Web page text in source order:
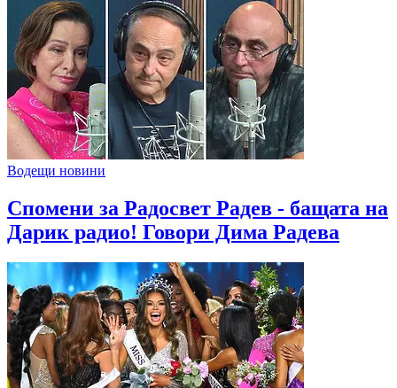
Водещи новини
Спомени за Радосвет Радев - бащата на
Дарик радио! Говори Дима Радева